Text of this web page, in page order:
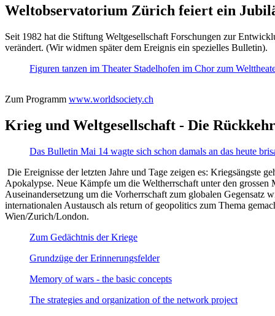
Weltobservatorium Zürich feiert ein
Seit 1982 hat die Stiftung Weltgesellschaft Forschungen zur
verändert. (Wir widmen später dem Ereignis ein spezielles Bulletin).
Figuren tanzen im Theater Stadelhofen im Chor zum
Zum Programm www.worldsociety.ch
Krieg und Weltgesellschaft - Die
Das Bulletin Mai 14 wagte sich schon damals an das heute
Die Ereignisse der letzten Jahre und Tage zeigen es: Kriegsängste
Apokalypse. Neue Kämpfe um die Weltherrschaft unter den
Auseinandersetzung um die Vorherrschaft zum globalen
internationalen Austausch als return of geopolitics zum Thema
Wien/Zurich/London.
Zum Gedächtnis der Kriege
Grundzüge der Erinnerungsfelder
Memory of wars - the basic concepts
The strategies and organization of the network project